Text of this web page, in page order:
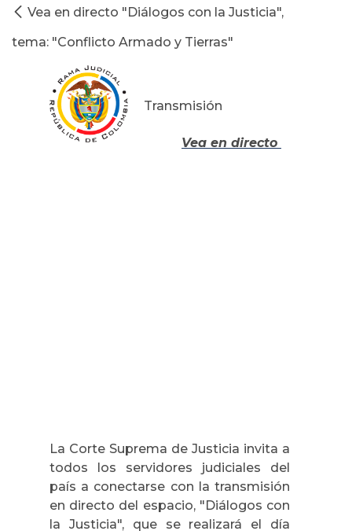
Vea en directo "Diálogos con la Justicia",
tema: "Conflicto Armado y Tierras"
Transmisión
Vea en directo
La Corte Suprema de Justicia invita a
todos los servidores judiciales del
país a conectarse con la transmisión
en directo del espacio, "Diálogos con
la Justicia", que se realizará el día